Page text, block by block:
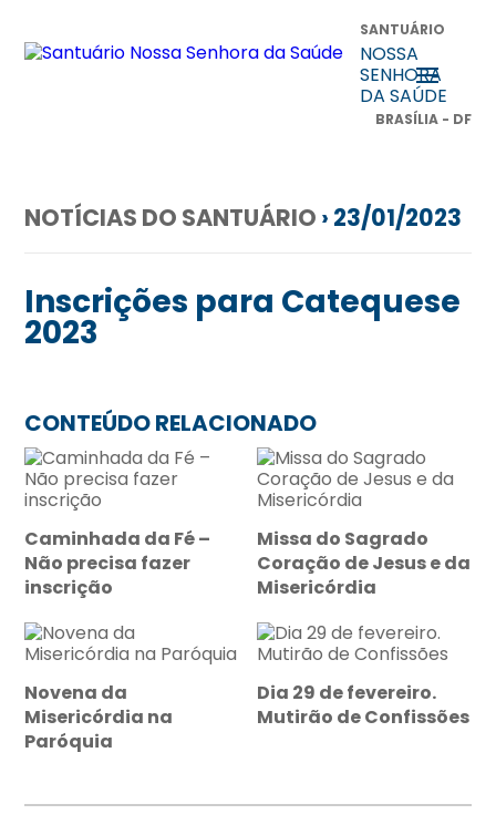
SANTUÁRIO
NOSSA
SENHORA
DA SAÚDE
BRASÍLIA - DF
NOTÍCIAS DO SANTUÁRIO › 23/01/2023
Inscrições para Catequese
2023
CONTEÚDO RELACIONADO
Caminhada da Fé –
Não precisa fazer
inscrição
Missa do Sagrado
Coração de Jesus e da
Misericórdia
Novena da
Misericórdia na
Paróquia
Dia 29 de fevereiro.
Mutirão de Confissões